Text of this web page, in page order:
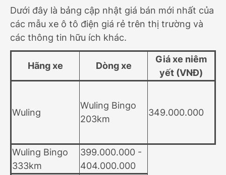
Dưới đây là bảng cập nhật giá bán mới nhất của
các mẫu xe ô tô điện giá rẻ trên thị trường và
các thông tin hữu ích khác.
Hãng xe Dòng xe
Giá xe niêm
yết (VNĐ)
Wuling
Wuling Bingo
203km
349.000.000
Wuling Bingo
333km
399.000.000 -
404.000.000